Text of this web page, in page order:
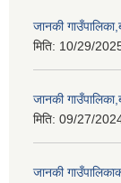
जानकी
मिति: 10/29/
जानकी
मिति: 09/27/
जानकी